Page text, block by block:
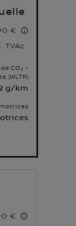
€
TVAc
CO₂ -
(WLTP)
g/km
€